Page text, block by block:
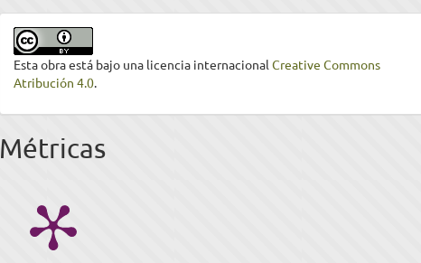
Esta obra está bajo una licencia internacionalCreative Commons
Atribución 4.0.
Métricas